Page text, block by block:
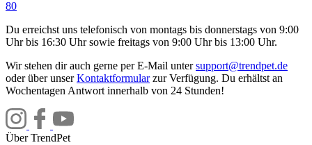
80
Du erreichst uns telefonisch von montags bis donnerstags von 9:00
Uhr bis 16:30 Uhr sowie freitags von 9:00 Uhr bis 13:00 Uhr.
Wir stehen dir auch gerne per E-Mail untersupport@trendpet.de
oder über unserKontaktformularzur Verfügung. Du erhältst an
Wochentagen Antwort innerhalb von 24 Stunden!
Über TrendPet